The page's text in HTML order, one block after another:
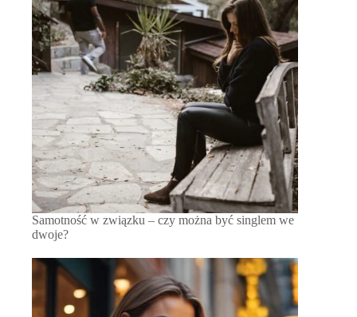
Samotność w związku – czy można być singlem we
dwoje?